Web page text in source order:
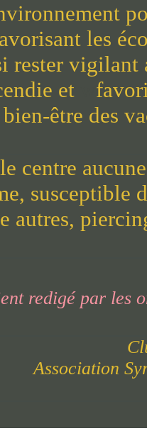
les
rester vigilant
et
être des
centre
susceptible
autres,
redigé par les
Association